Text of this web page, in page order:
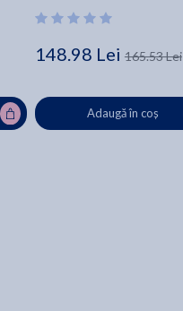
148.98 Lei 165.53 Lei
Adaugă în coș